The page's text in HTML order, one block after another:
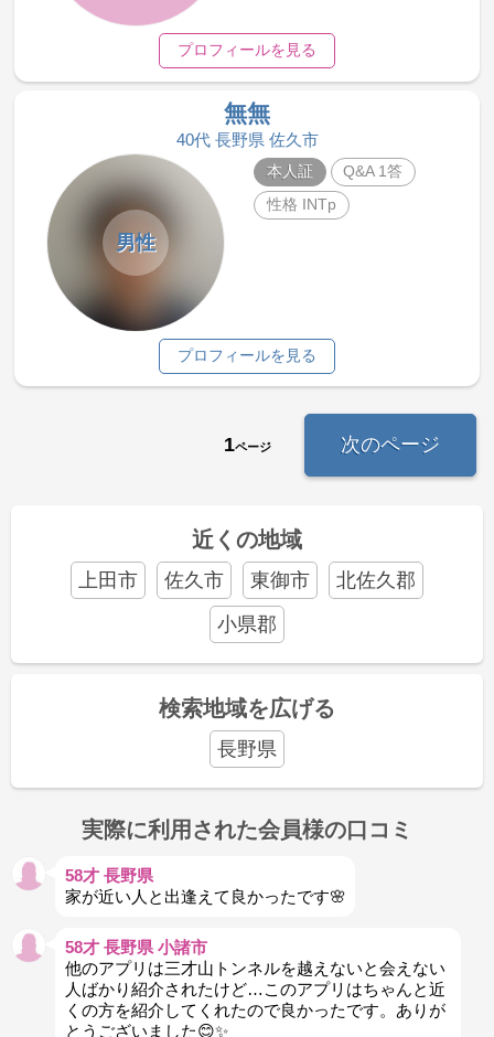
プロフィールを見る
無無
40代 長野県 佐久市
男性
本人証
Q&A 1答
性格 INTp
プロフィールを見る
1ページ 次のページ
近くの地域
上田市 佐久市 東御市
北佐久郡
小県郡
検索地域を広げる
長野県
実際に利用された会員様の口コミ
58才 長野県
家が近い人と出逢えて良かったです🌸
58才 長野県 小諸市
他のアプリは三才山トンネルを越えないと会えない
人ばかり紹介されたけど…このアプリはちゃんと近
くの方を紹介してくれたので良かったです。ありが
とうございました😊✨